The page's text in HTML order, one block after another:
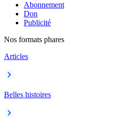
Abonnement
Don
Publicité
Nos formats phares
Articles
Belles histoires